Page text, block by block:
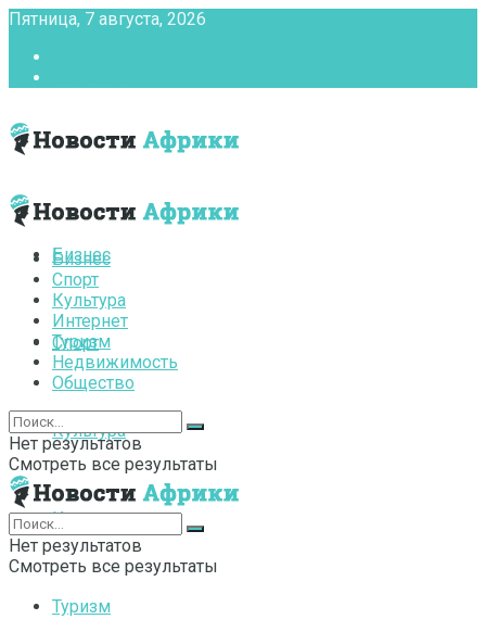
Пятница, 7 августа, 2026
Бизнес
Спорт
Культура
Интернет
Туризм
Бизнес
Спорт
Культура
Интернет
Туризм
Недвижимость
Общество
Нет результатов
Смотреть все результаты
Нет результатов
Смотреть все результаты